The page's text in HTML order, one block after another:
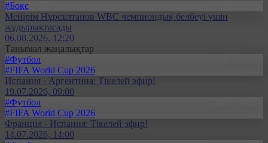
#Бокс
Мейірім Нұрсұлтанов WBC чемпиондық белбеуі үшін
жұдырықтасады
06.08.2026, 12:20
Танымал жаңалықтар
#Футбол
#FIFA World Cup 2026
Испания - Аргентина: Тікелей эфир!
19.07.2026, 09:00
#Футбол
#FIFA World Cup 2026
Франция - Испания: Тікелей эфир!
14.07.2026, 14:00